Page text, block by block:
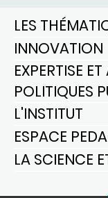
LES
INNOVATION
EXPERTISE
POLITIQUES
L'INSTITUT
ESPACE
LA SCIENCE